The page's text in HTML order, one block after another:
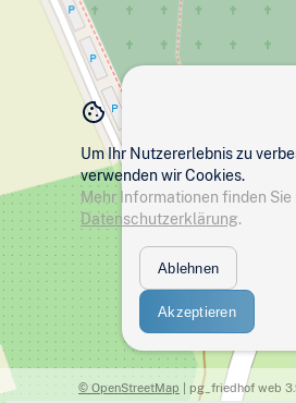
© OpenStreetMap pg_friedhof web
Um Ihr Nutzererlebnis zu
verwenden wir Cookies.
Mehr Informationen finden Sie
Datenschutzerklärung.
Ablehnen
Akzeptieren